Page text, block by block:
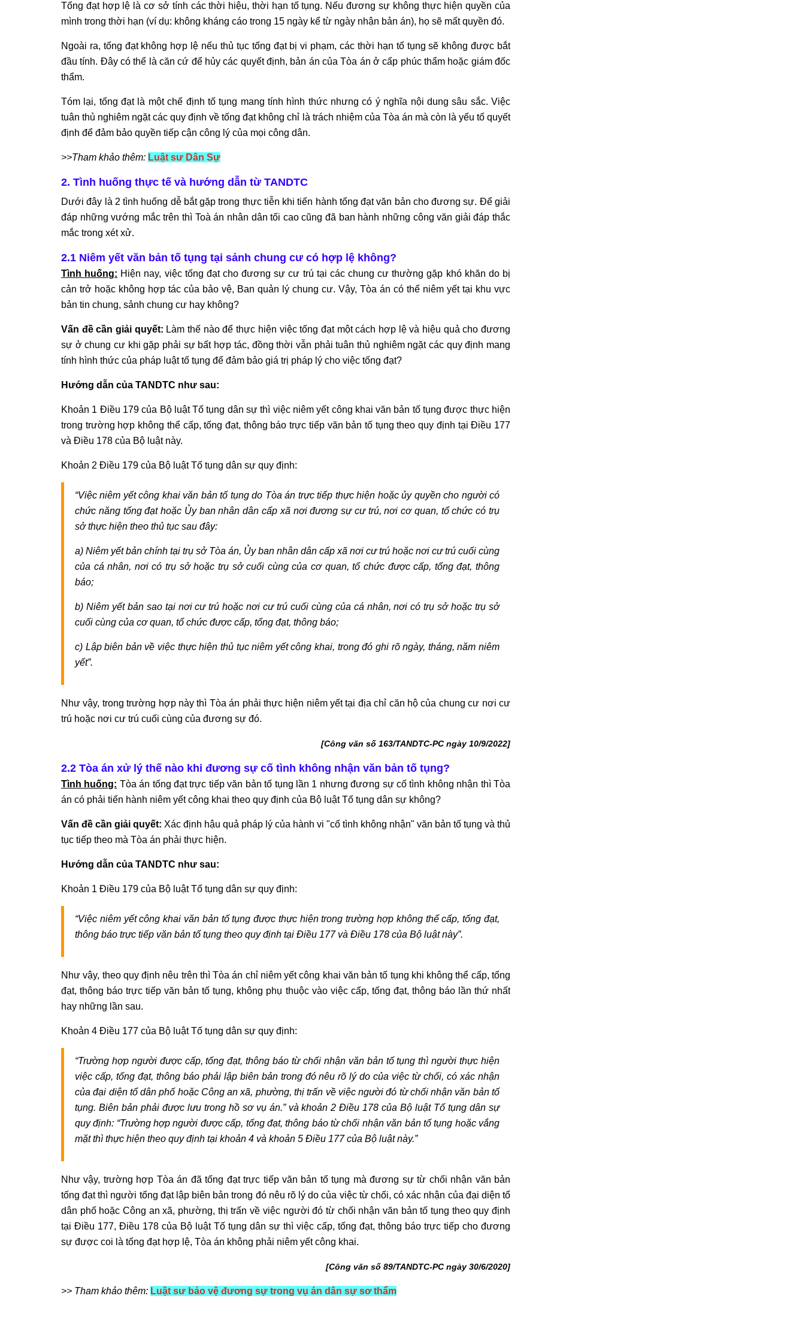
Tống đạt hợp lệ là cơ sở tính các thời hiệu, thời hạn tố tụng. Nếu đương sự không thực hiện quyền của
mình trong thời hạn (ví dụ: không kháng cáo trong 15 ngày kể từ ngày nhận bản án), họ sẽ mất quyền đó.
Ngoài ra, tống đạt không hợp lệ nếu thủ tục tống đạt bị vi phạm, các thời hạn tố tụng sẽ không được bắt
đầu tính. Đây có thể là căn cứ để hủy các quyết định, bản án của Tòa án ở cấp phúc thẩm hoặc giám đốc
thẩm.
Tóm lại, tống đạt là một chế định tố tụng mang tính hình thức nhưng có ý nghĩa nội dung sâu sắc. Việc
tuân thủ nghiêm ngặt các quy định về tống đạt không chỉ là trách nhiệm của Tòa án mà còn là yếu tố quyết
định để đảm bảo quyền tiếp cận công lý của mọi công dân.
>>Tham khảo thêm: Luật sư Dân Sự
2. Tình huống thực tế và hướng dẫn từ TANDTC
Dưới đây là 2 tình huống dễ bắt gặp trong thực tiễn khi tiến hành tống đạt văn bản cho đương sự. Để giải
đáp những vướng mắc trên thì Toà án nhân dân tối cao cũng đã ban hành những công văn giải đáp thắc
mắc trong xét xử.
2.1 Niêm yết văn bản tố tụng tại sảnh chung cư có hợp lệ không?
Tình huống: Hiện nay, việc tống đạt cho đương sự cư trú tại các chung cư thường gặp khó khăn do bị
cản trở hoặc không hợp tác của bảo vệ, Ban quản lý chung cư. Vậy, Tòa án có thể niêm yết tại khu vực
bản tin chung, sảnh chung cư hay không?
Vấn đề cần giải quyết: Làm thế nào để thực hiện việc tống đạt một cách hợp lệ và hiệu quả cho đương
sự ở chung cư khi gặp phải sự bất hợp tác, đồng thời vẫn phải tuân thủ nghiêm ngặt các quy định mang
tính hình thức của pháp luật tố tụng để đảm bảo giá trị pháp lý cho việc tống đạt?
Hướng dẫn của TANDTC như sau:
Khoản 1 Điều 179 của Bộ luật Tố tụng dân sự thì việc niêm yết công khai văn bản tố tụng được thực hiện
trong trường hợp không thể cấp, tống đạt, thông báo trực tiếp văn bản tố tụng theo quy định tại Điều 177
và Điều 178 của Bộ luật này.
Khoản 2 Điều 179 của Bộ luật Tố tụng dân sự quy định:
“Việc niêm yết công khai văn bản tố tụng do Tòa án trực tiếp thực hiện hoặc ủy quyền cho người có
chức năng tống đạt hoặc Ủy ban nhân dân cấp xã nơi đương sự cư trú, nơi cơ quan, tổ chức có trụ
sở thực hiện theo thủ tục sau đây:
a) Niêm yết bản chính tại trụ sở Tòa án, Ủy ban nhân dân cấp xã nơi cư trú hoặc nơi cư trú cuối cùng
của cá nhân, nơi có trụ sở hoặc trụ sở cuối cùng của cơ quan, tổ chức được cấp, tống đạt, thông
báo;
b) Niêm yết bản sao tại nơi cư trú hoặc nơi cư trú cuối cùng của cá nhân, nơi có trụ sở hoặc trụ sở
cuối cùng của cơ quan, tổ chức được cấp, tống đạt, thông báo;
c) Lập biên bản về việc thực hiện thủ tục niêm yết công khai, trong đó ghi rõ ngày, tháng, năm niêm
yết”.
Như vậy, trong trường hợp này thì Tòa án phải thực hiện niêm yết tại địa chỉ căn hộ của chung cư nơi cư
trú hoặc nơi cư trú cuối cùng của đương sự đó.
[Công văn số 163/TANDTC-PC ngày 10/9/2022]
2.2 Tòa án xử lý thế nào khi đương sự cố tình không nhận văn bản tố tụng?
Tình huống: Tòa án tống đạt trực tiếp văn bản tố tụng lần 1 nhưng đương sự cố tình không nhận thì Tòa
án có phải tiến hành niêm yết công khai theo quy định của Bộ luật Tố tụng dân sự không?
Vấn đề cần giải quyết: Xác định hậu quả pháp lý của hành vi "cố tình không nhận" văn bản tố tụng và thủ
tục tiếp theo mà Tòa án phải thực hiện.
Hướng dẫn của TANDTC như sau:
Khoản 1 Điều 179 của Bộ luật Tố tụng dân sự quy định:
“Việc niêm yết công khai văn bản tố tụng được thực hiện trong trường hợp không thể cấp, tống đạt,
thông báo trực tiếp văn bản tố tụng theo quy định tại Điều 177 và Điều 178 của Bộ luật này”.
Như vậy, theo quy định nêu trên thì Tòa án chỉ niêm yết công khai văn bản tố tụng khi không thể cấp, tống
đạt, thông báo trực tiếp văn bản tố tụng, không phụ thuộc vào việc cấp, tống đạt, thông báo lần thứ nhất
hay những lần sau.
Khoản 4 Điều 177 của Bộ luật Tố tụng dân sự quy định:
“Trường hợp người được cấp, tống đạt, thông báo từ chối nhận văn bản tố tụng thì người thực hiện
việc cấp, tống đạt, thông báo phải lập biên bản trong đó nêu rõ lý do của việc từ chối, có xác nhận
của đại diện tổ dân phố hoặc Công an xã, phường, thị trấn về việc người đó từ chối nhận văn bản tố
tụng. Biên bản phải được lưu trong hồ sơ vụ án.” và khoản 2 Điều 178 của Bộ luật Tố tụng dân sự
quy định: “Trường hợp người được cấp, tống đạt, thông báo từ chối nhận văn bản tố tụng hoặc vắng
mặt thì thực hiện theo quy định tại khoản 4 và khoản 5 Điều 177 của Bộ luật này.”
Như vậy, trường hợp Tòa án đã tống đạt trực tiếp văn bản tố tụng mà đương sự từ chối nhận văn bản
tống đạt thì người tống đạt lập biên bản trong đó nêu rõ lý do của việc từ chối, có xác nhận của đại diện tổ
dân phố hoặc Công an xã, phường, thị trấn về việc người đó từ chối nhận văn bản tố tụng theo quy định
tại Điều 177, Điều 178 của Bộ luật Tố tụng dân sự thì việc cấp, tống đạt, thông báo trực tiếp cho đương
sự được coi là tống đạt hợp lệ, Tòa án không phải niêm yết công khai.
[Công văn số 89/TANDTC-PC ngày 30/6/2020]
>> Tham khảo thêm: Luật sư bảo vệ đương sự trong vụ án dân sự sơ thẩm